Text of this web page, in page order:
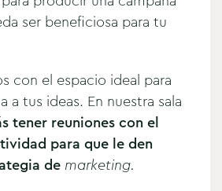
ser beneficiosa para tu
con el espacio ideal para
a tus ideas. En nuestra sala
tener reuniones con el
para que le den
de marketing.